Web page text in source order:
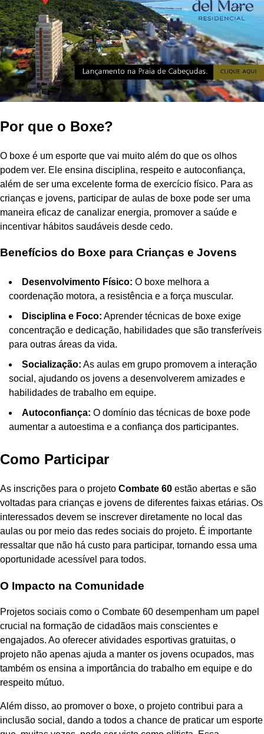
Por que o Boxe?
O boxe é um esporte que vai muito além do que os olhos
podem ver. Ele ensina disciplina, respeito e autoconfiança,
além de ser uma excelente forma de exercício físico. Para as
crianças e jovens, participar de aulas de boxe pode ser uma
maneira eficaz de canalizar energia, promover a saúde e
incentivar hábitos saudáveis desde cedo.
Benefícios do Boxe para Crianças e Jovens
Desenvolvimento Físico: O boxe melhora a
coordenação motora, a resistência e a força muscular.
Disciplina e Foco: Aprender técnicas de boxe exige
concentração e dedicação, habilidades que são transferíveis
para outras áreas da vida.
Socialização: As aulas em grupo promovem a interação
social, ajudando os jovens a desenvolverem amizades e
habilidades de trabalho em equipe.
Autoconfiança: O domínio das técnicas de boxe pode
aumentar a autoestima e a confiança dos participantes.
Como Participar
As inscrições para o projeto Combate 60 estão abertas e são
voltadas para crianças e jovens de diferentes faixas etárias. Os
interessados devem se inscrever diretamente no local das
aulas ou por meio das redes sociais do projeto. É importante
ressaltar que não há custo para participar, tornando essa uma
oportunidade acessível para todos.
O Impacto na Comunidade
Projetos sociais como o Combate 60 desempenham um papel
crucial na formação de cidadãos mais conscientes e
engajados. Ao oferecer atividades esportivas gratuitas, o
projeto não apenas ajuda a manter os jovens ocupados, mas
também os ensina a importância do trabalho em equipe e do
respeito mútuo.
Além disso, ao promover o boxe, o projeto contribui para a
inclusão social, dando a todos a chance de praticar um esporte